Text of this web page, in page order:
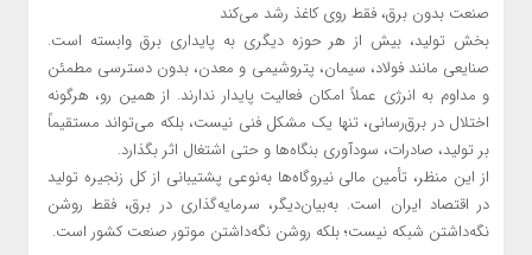
صنعت بدون برق، فقط روی کاغذ رشد می‌کند
بخش تولید، بیش از هر حوزه دیگری به پایداری برق وابسته است.
صنایعی مانند فولاد، سیمان، پتروشیمی و معدن، بدون دسترسی مطمئن
و مداوم به انرژی عملاً امکان فعالیت پایدار ندارند. از همین رو، هرگونه
اختلال در برق‌رسانی، تنها یک مشکل فنی نیست، بلکه می‌تواند مستقیماً
بر تولید، صادرات، سودآوری بنگاه‌ها و حتی اشتغال اثر بگذارد.
از این منظر، تأمین مالی نیروگاه‌ها به‌نوعی پشتیبانی از کل زنجیره تولید
در اقتصاد ایران است. به‌بیان‌دیگر، سرمایه‌گذاری در برق، فقط روشن
نگه‌داشتن شبکه نیست؛ بلکه روشن نگه‌داشتن موتور صنعت کشور است.